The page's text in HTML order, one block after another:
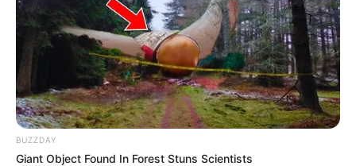
BUZZDAY
Giant Object Found In Forest Stuns Scientists